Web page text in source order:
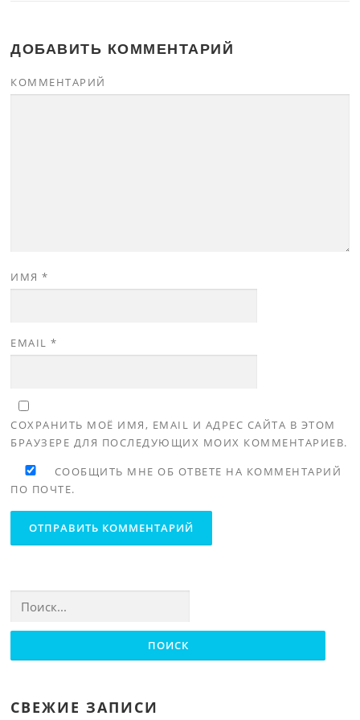
ДОБАВИТЬ КОММЕНТАРИЙ
КОММЕНТАРИЙ
ИМЯ*
EMAIL*
СОХРАНИТЬ МОЁ ИМЯ, EMAIL И АДРЕС САЙТА В ЭТОМ
БРАУЗЕРЕ ДЛЯ ПОСЛЕДУЮЩИХ МОИХ КОММЕНТАРИЕВ.
СООБЩИТЬ МНЕ ОБ ОТВЕТЕ НА КОММЕНТАРИЙ
ПО ПОЧТЕ.
СВЕЖИЕ ЗАПИСИ